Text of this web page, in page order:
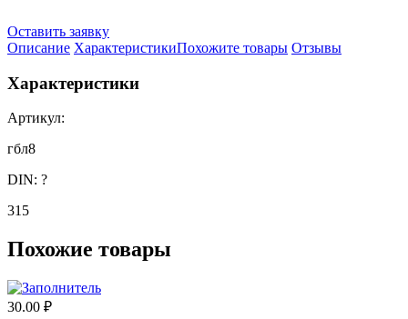
Оставить заявку
Описание ХарактеристикиПохожите товары Отзывы
Характеристики
Артикул:
гбл8
DIN: ?
315
Похожие товары
30.00 ₽